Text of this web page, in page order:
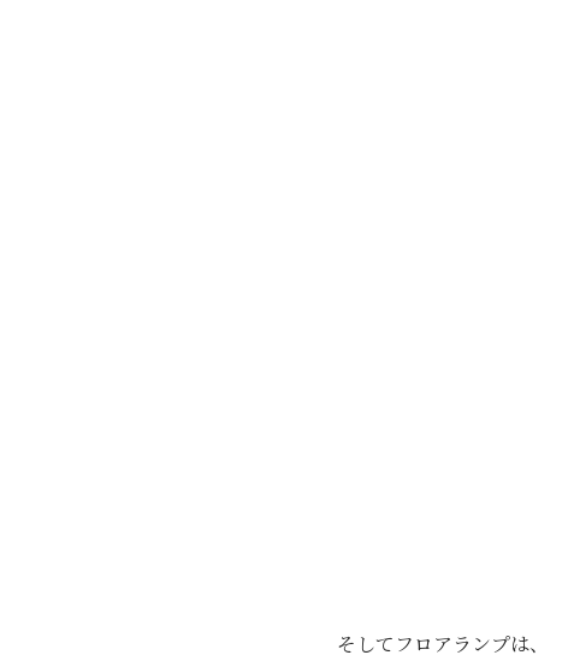
そしてフロアランプは、